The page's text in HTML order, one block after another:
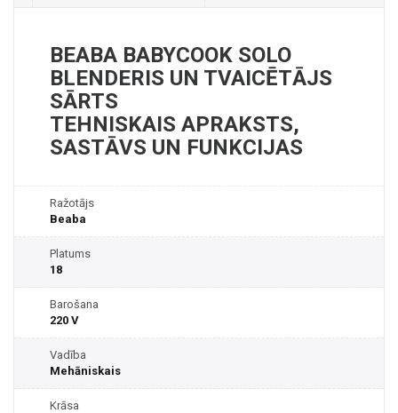
BEABA BABYCOOK SOLO
BLENDERIS UN TVAICĒTĀJS
SĀRTS
TEHNISKAIS APRAKSTS,
SASTĀVS UN FUNKCIJAS
Ražotājs
Beaba
Platums
18
Barošana
220 V
Vadība
Mehāniskais
Krāsa